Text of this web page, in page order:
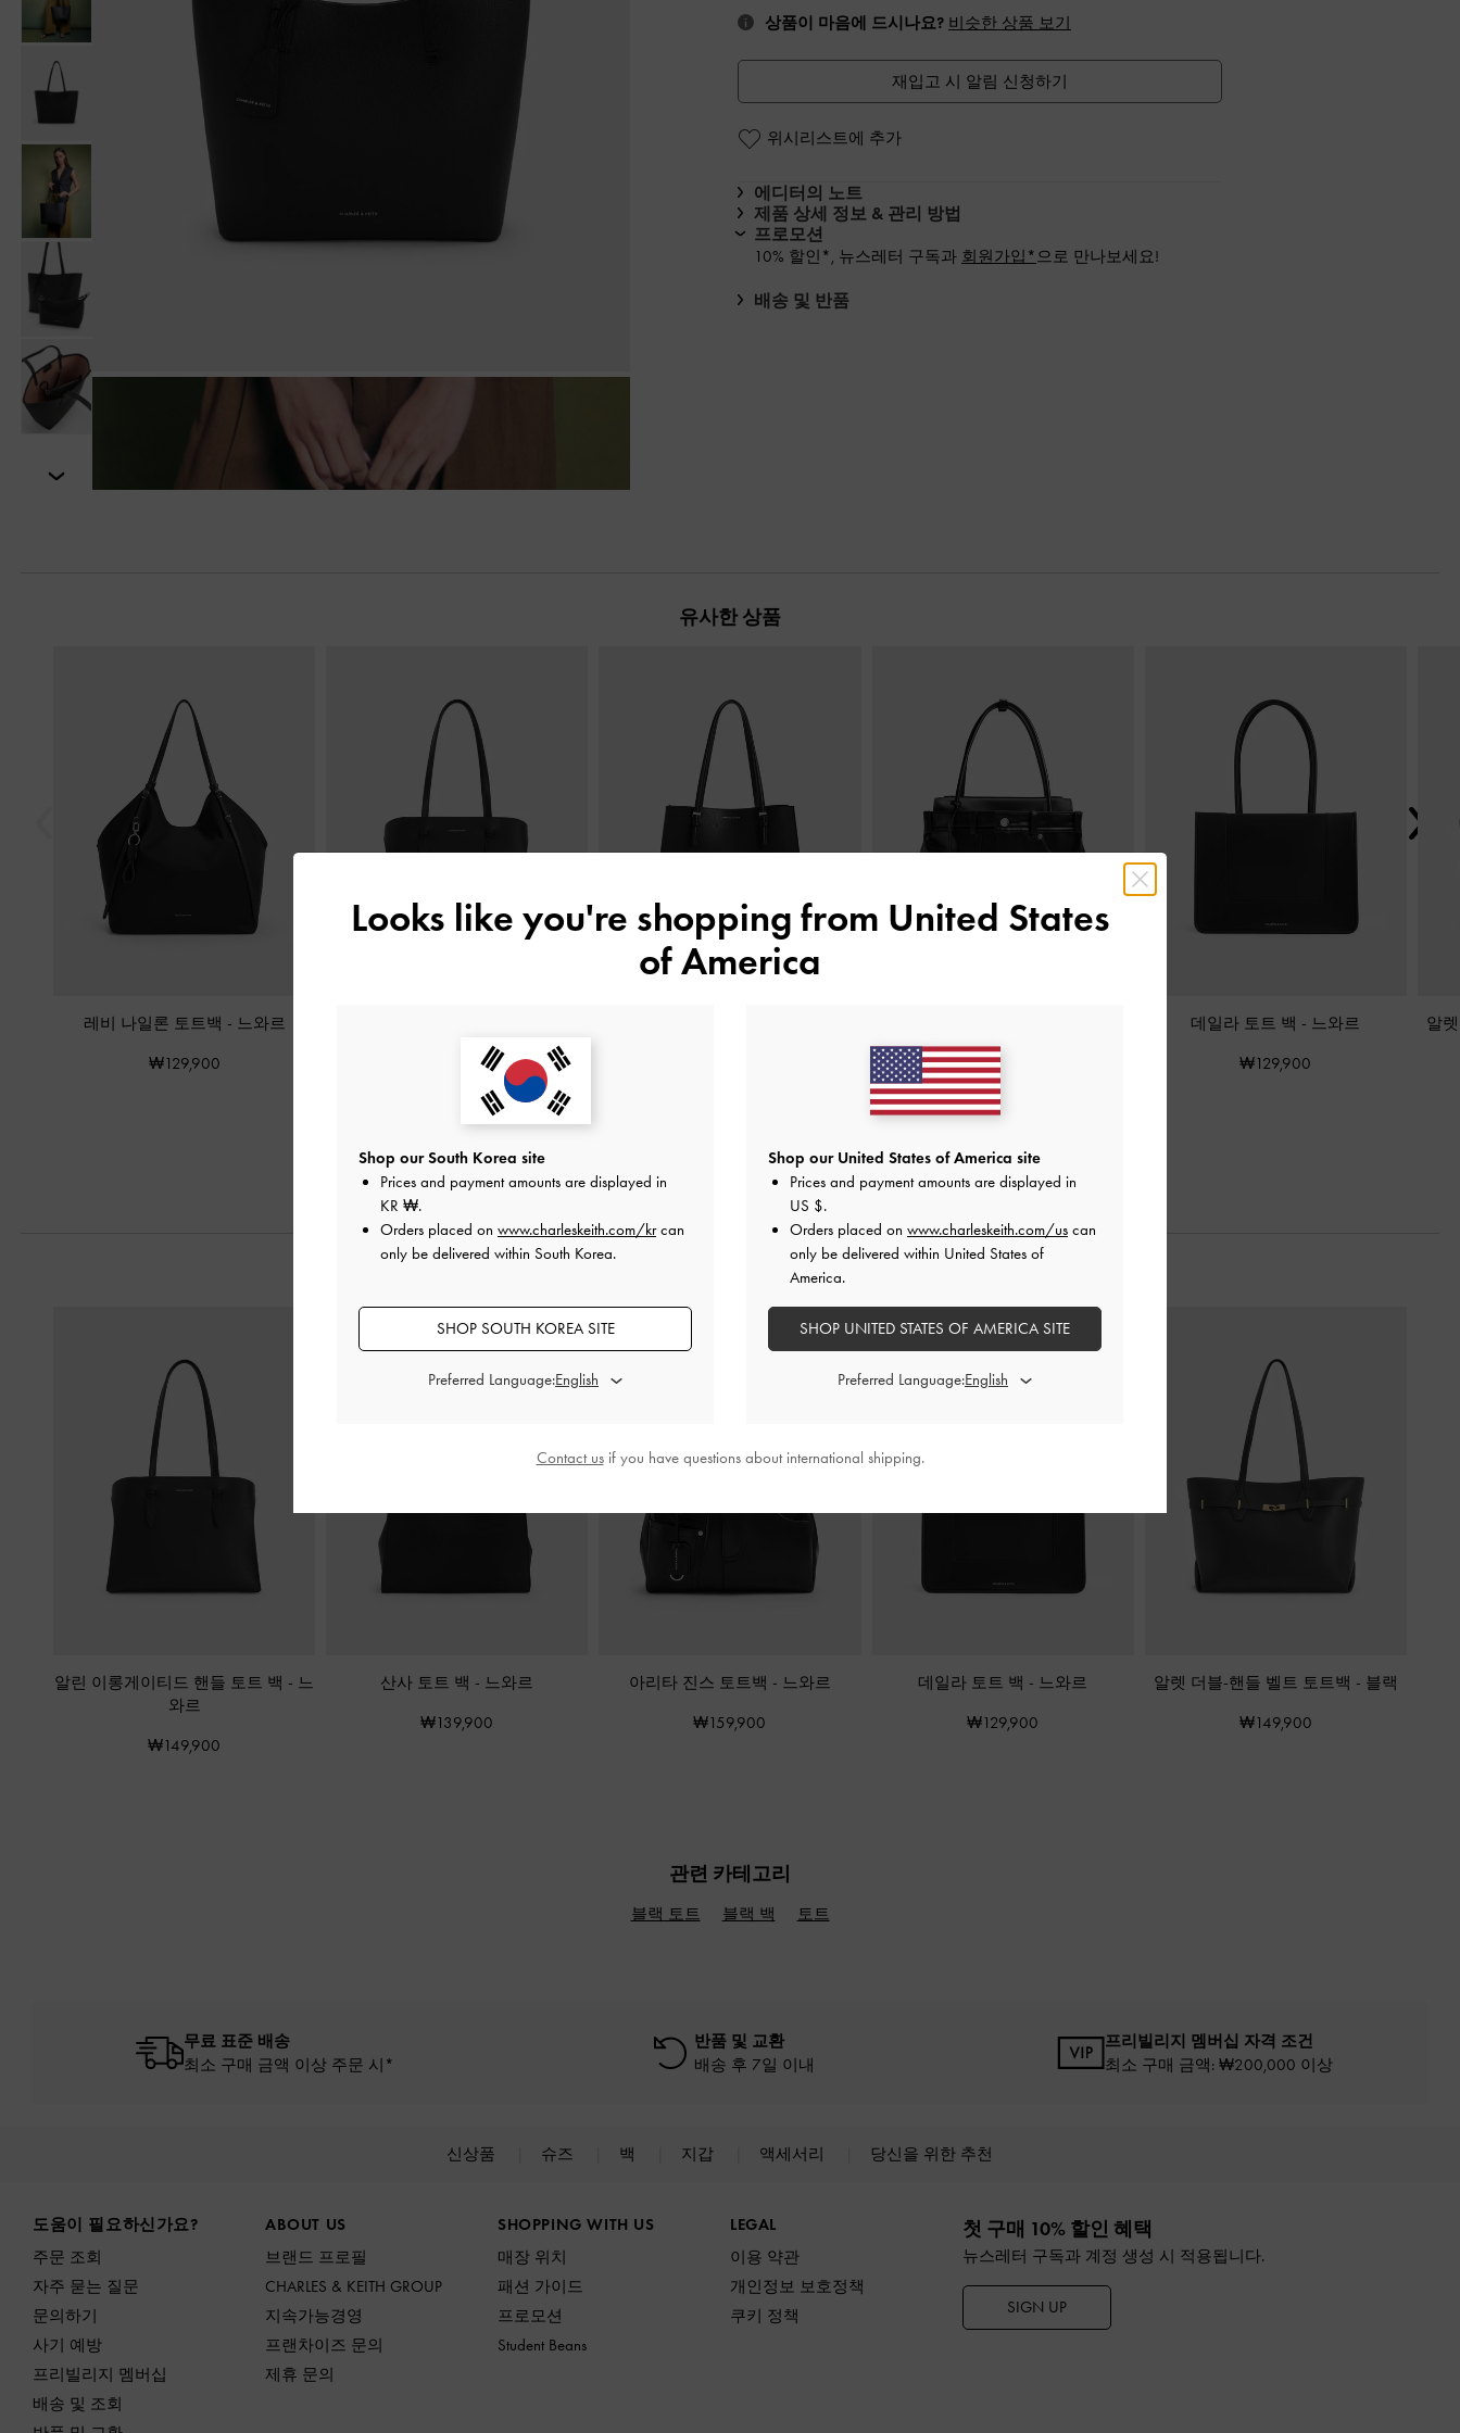
상품이 마음에 드시나요? 비슷한 상품 보기
재입고 시 알림 신청하기
위시리스트에 추가
에디터의 노트
제품 상세 정보 & 관리 방법
프로모션
10% 할인*, 뉴스레터 구독과 회원가입*으로 만나보세요!
배송 및 반품
유사한 상품
레비 나일론 토트백 - 느와르
₩129,900
₩149,900
₩159,900
데일라 토트 백 - 느와르
₩129,900
알
알린 이롱게이티드 핸들 토트 백 - 느
와르
₩149,900
산사 토트 백 - 느와르
₩139,900
아리타 진스 토트백 - 느와르
₩159,900
데일라 토트 백 - 느와르
₩129,900
알렛 더블-핸들 벨트 토트백 - 블랙
₩149,900
관련 카테고리
블랙 토트 블랙 백 토트
무료 표준 배송
최소 구매 금액 이상 주문 시*
반품 및 교환
배송 후 7일 이내
프리빌리지 멤버십 자격 조건
최소 구매 금액: ₩200,000 이상
신상품 슈즈 백 지갑 액세서리 당신을 위한 추천
도움이 필요하신가요?
주문 조회
자주 묻는 질문
문의하기
사기 예방
프리빌리지 멤버십
배송 및 조회
ABOUT US
브랜드 프로필
CHARLES & KEITH GROUP
지속가능경영
프랜차이즈 문의
제휴 문의
SHOPPING WITH US
매장 위치
패션 가이드
프로모션
Student Beans
LEGAL
이용 약관
개인정보 보호정책
쿠키 정책
첫 구매 10% 할인 혜택
뉴스레터 구독과 계정 생성 시 적용됩니다.
SIGN UP
Looks like you're shopping from United States
of America
Shop our South Korea site
Prices and payment amounts are displayed in
KR ₩.
Orders placed on www.charleskeith.com/krcan
only be delivered within South Korea.
SHOP SOUTH KOREA SITE
Preferred Language:
Shop our United States of America site
Prices and payment amounts are displayed in
US $.
Orders placed on www.charleskeith.com/us can
only be delivered within United States of
America.
SHOP UNITED STATES OF AMERICA SITE
Preferred Language:
Contact usif you have questions about international shipping.